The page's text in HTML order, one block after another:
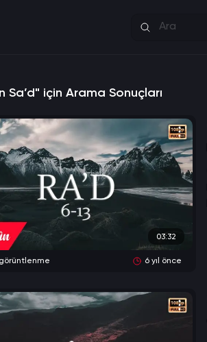
Sa’d" için Arama Sonuçları
03:32
görüntlenme 6 yıl önce